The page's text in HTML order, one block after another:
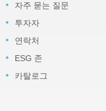
자주 묻는 질문
투자자
연락처
ESG 존
카탈로그